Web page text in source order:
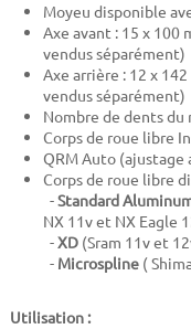
Moyeu disponible
Axe avant : 15 x 100
vendus séparément)
Axe arrière : 12 x
vendus séparément)
Nombre de dents du
Corps de roue libre
QRM Auto
Corps de roue libre
-Standard
NX 11v et NX Eagle
-XD(Sram 11v et
- Microspline(
Utilisation :